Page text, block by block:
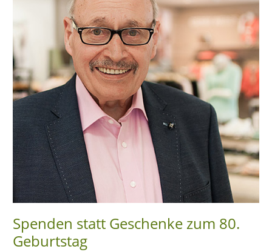
Spenden statt Geschenke zum 80.
Geburtstag